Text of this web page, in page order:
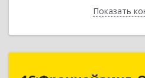
ПоказатьНазад